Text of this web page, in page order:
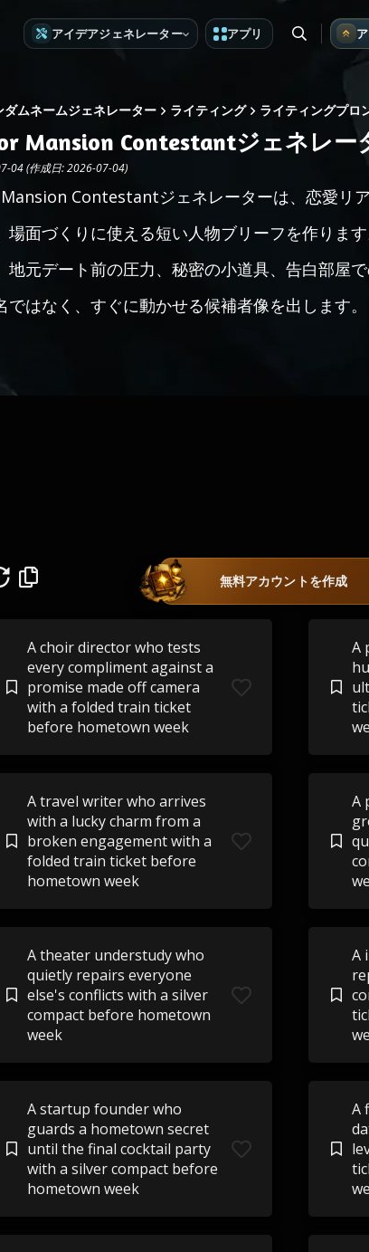
アイデアジェネレーター アプリ
ダムネームジェネレーター ライティング ライティングプロ
Mansion Contestantジェネレー
04 (作成日: 2026-07-04)
Contestantジェネレーターは、恋愛リ
場面づくりに使える短い人物ブリーフを作りま
地元デート前の圧力、秘密の小道具、告白部屋
ではなく、すぐに動かせる候補者像を出します。
無料アカウントを作成
A choir director who tests
every compliment against a
promise made off camera
with a folded train ticket
before hometown week
A
A travel writer who arrives
with a lucky charm from a
broken engagement with a
folded train ticket before
hometown week
A
A theater understudy who
quietly repairs everyone
else's conflicts with a silver
compact before hometown
week
A
A startup founder who
guards a hometown secret
until the final cocktail party
with a silver compact before
hometown week
A